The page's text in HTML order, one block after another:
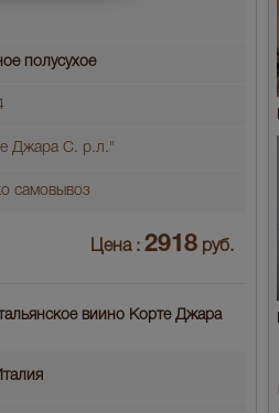
полусухое
Джара С. р.л."
самовывоз
Цена : 2918 руб.
виино Корте Джара